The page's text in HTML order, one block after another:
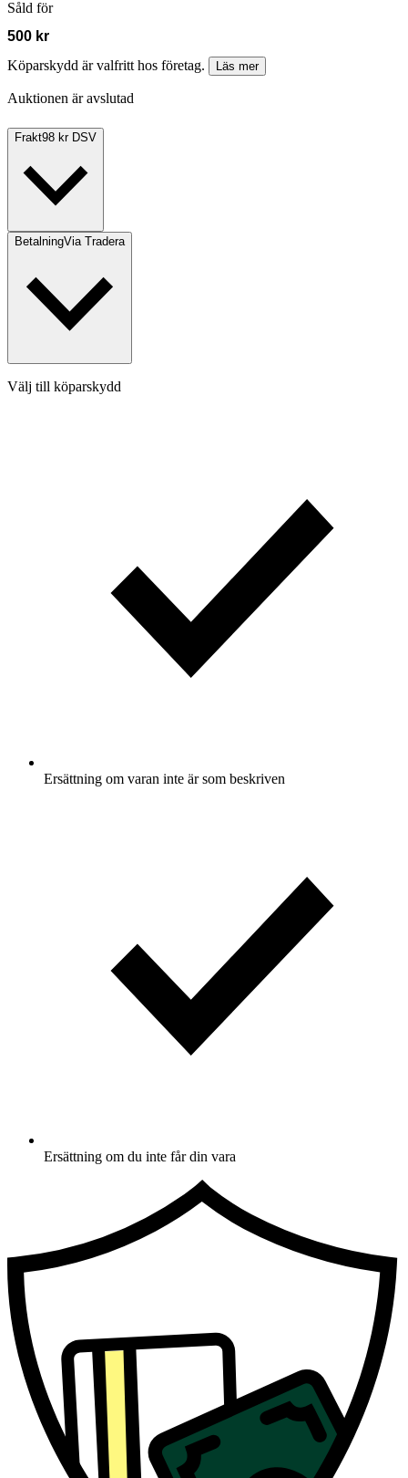
Såld för
500 kr
Köparskydd är valfritt hos företag.
Läs mer
Auktionen är avslutad
Frakt98 kr DSV
BetalningVia Tradera
Välj till köparskydd
Ersättning om varan inte är som beskriven
Ersättning om du inte får din vara